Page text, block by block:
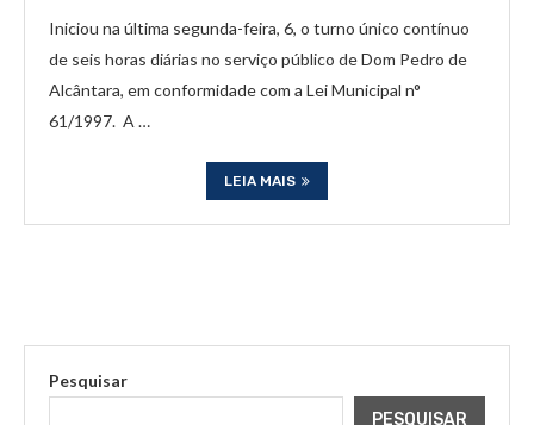
Iniciou na última segunda-feira, 6, o turno único contínuo
de seis horas diárias no serviço público de Dom Pedro de
Alcântara, em conformidade com a Lei Municipal n°
61/1997. A …
LEIA MAIS
Pesquisar
PESQUISAR